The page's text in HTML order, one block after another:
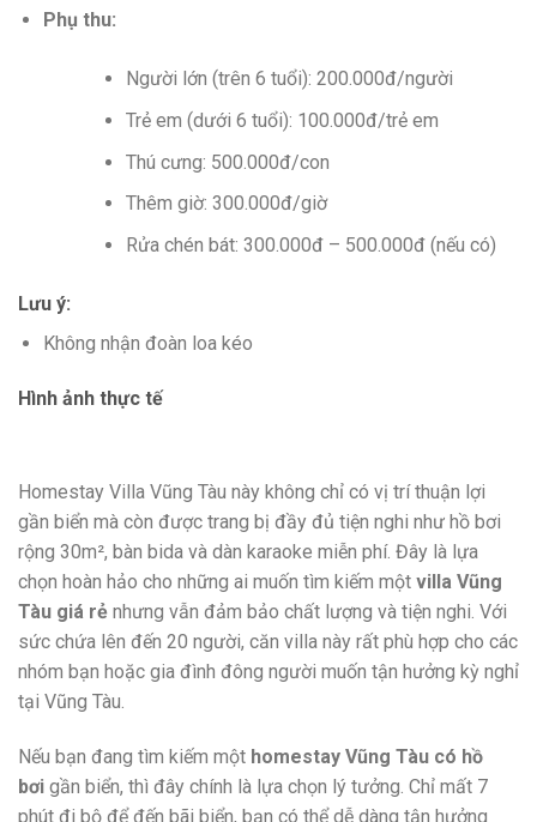
Phụ thu:
Người lớn (trên 6 tuổi): 200.000đ/người
Trẻ em (dưới 6 tuổi): 100.000đ/trẻ em
Thú cưng: 500.000đ/con
Thêm giờ: 300.000đ/giờ
Rửa chén bát: 300.000đ – 500.000đ (nếu có)
Lưu ý:
Không nhận đoàn loa kéo
Hình ảnh thực tế
Homestay Villa Vũng Tàu này không chỉ có vị trí thuận lợi
gần biển mà còn được trang bị đầy đủ tiện nghi như hồ bơi
rộng 30m², bàn bida và dàn karaoke miễn phí. Đây là lựa
chọn hoàn hảo cho những ai muốn tìm kiếm một villa Vũng
Tàu giá rẻ nhưng vẫn đảm bảo chất lượng và tiện nghi. Với
sức chứa lên đến 20 người, căn villa này rất phù hợp cho các
nhóm bạn hoặc gia đình đông người muốn tận hưởng kỳ nghỉ
tại Vũng Tàu.
Nếu bạn đang tìm kiếm một homestay Vũng Tàu có hồ
bơi gần biển, thì đây chính là lựa chọn lý tưởng. Chỉ mất 7
phút đi bộ để đến bãi biển, bạn có thể dễ dàng tận hưởng